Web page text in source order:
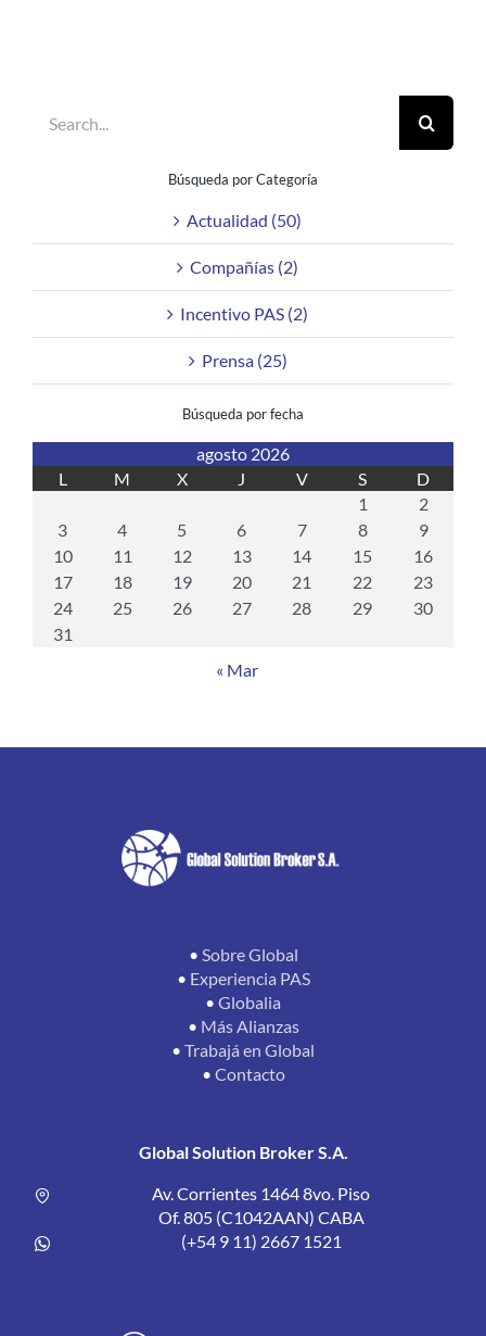
for:
Búsqueda por Categoría
Actualidad (50)
Compañías (2)
Incentivo PAS (2)
Prensa (25)
Búsqueda por fecha
agosto 2026
L
M X J V S
D
1
2
3
4 5 6 7 8
9
10
11 12 13 14 15
16
17
18 19 20 21 22
23
24
25 26 27 28 29
30
31
« Mar
• Sobre Global
• Experiencia PAS
• Globalia
• Más Alianzas
• Trabajá en Global
• Contacto
Global Solution Broker S.A.
Av. Corrientes 1464 8vo. Piso
Of. 805 (C1042AAN) CABA
(+54 9 11) 2667 1521